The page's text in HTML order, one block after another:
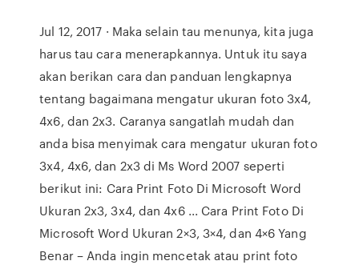
Jul 12, 2017 · Maka selain tau menunya, kita juga
harus tau cara menerapkannya. Untuk itu saya
akan berikan cara dan panduan lengkapnya
tentang bagaimana mengatur ukuran foto 3x4,
4x6, dan 2x3. Caranya sangatlah mudah dan
anda bisa menyimak cara mengatur ukuran foto
3x4, 4x6, dan 2x3 di Ms Word 2007 seperti
berikut ini: Cara Print Foto Di Microsoft Word
Ukuran 2x3, 3x4, dan 4x6 ... Cara Print Foto Di
Microsoft Word Ukuran 2×3, 3×4, dan 4×6 Yang
Benar – Anda ingin mencetak atau print foto